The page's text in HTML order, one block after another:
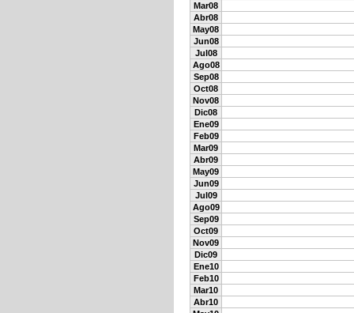
Mar08
Abr08
May08
Jun08
Jul08
Ago08
Sep08
Oct08
Nov08
Dic08
Ene09
Feb09
Mar09
Abr09
May09
Jun09
Jul09
Ago09
Sep09
Oct09
Nov09
Dic09
Ene10
Feb10
Mar10
Abr10